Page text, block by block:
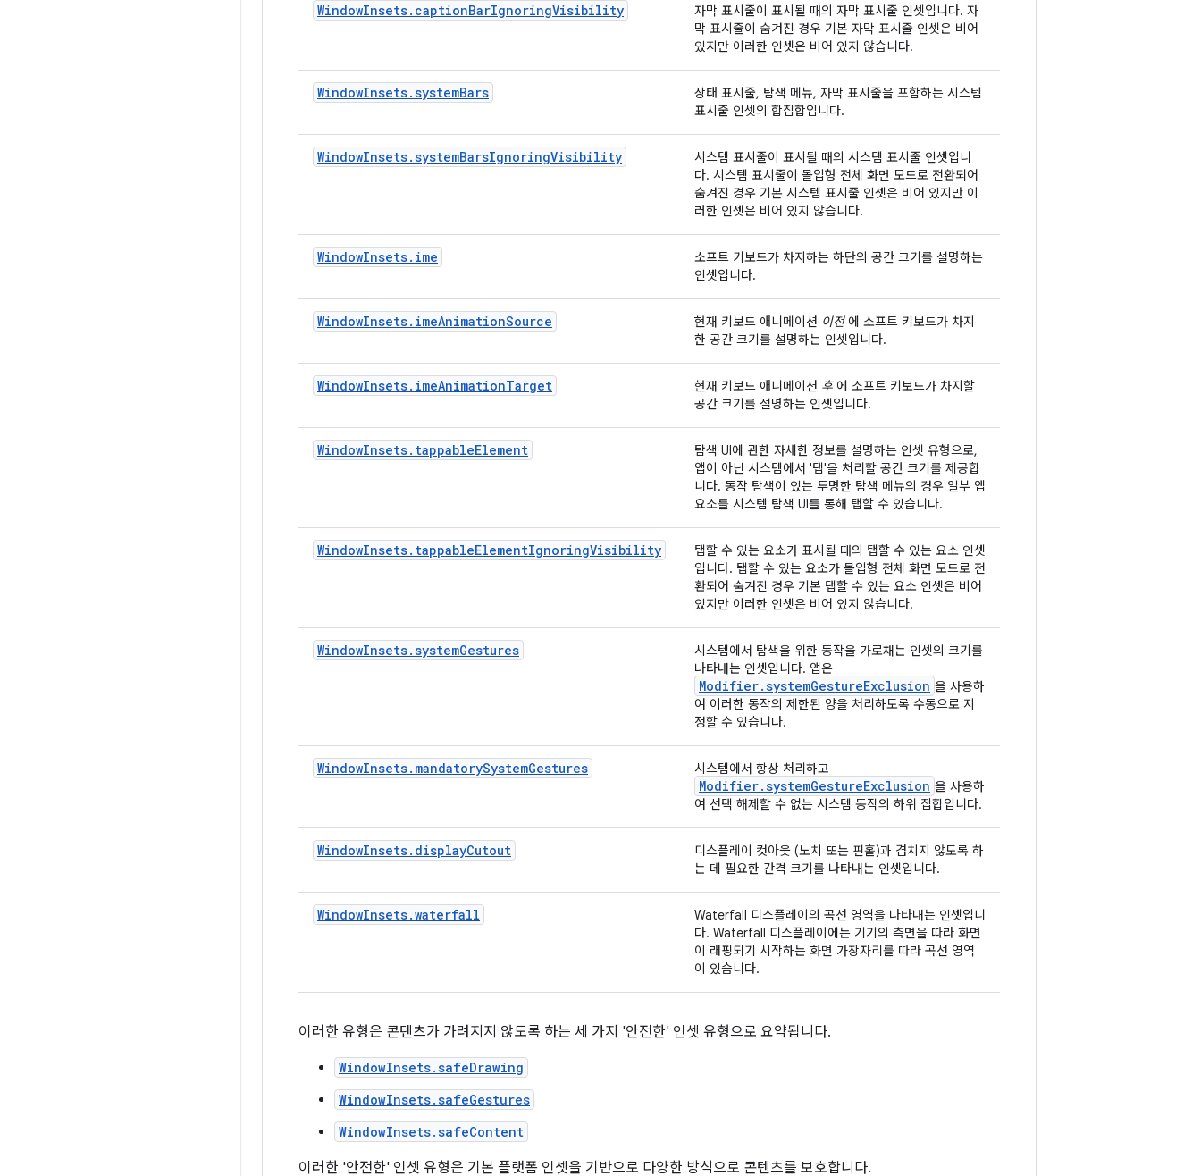
WindowInsets.captionBarIgnoringVisibility
자막 표시줄이 표시될 때의 자막 표시줄 인셋입니다. 자
막 표시줄이 숨겨진 경우 기본 자막 표시줄 인셋은 비어
있지만 이러한 인셋은 비어 있지 않습니다.
WindowInsets.systemBars
상태 표시줄, 탐색 메뉴, 자막 표시줄을 포함하는 시스템
표시줄 인셋의 합집합입니다.
WindowInsets.systemBarsIgnoringVisibility
시스템 표시줄이 표시될 때의 시스템 표시줄 인셋입니
다. 시스템 표시줄이 몰입형 전체 화면 모드로 전환되어
숨겨진 경우 기본 시스템 표시줄 인셋은 비어 있지만 이
러한 인셋은 비어 있지 않습니다.
WindowInsets.ime
소프트 키보드가 차지하는 하단의 공간 크기를 설명하는
인셋입니다.
WindowInsets.imeAnimationSource 현재 키보드 애니메이션 이전에 소프트 키보드가 차지
한 공간 크기를 설명하는 인셋입니다.
WindowInsets.imeAnimationTarget 현재 키보드 애니메이션 후에 소프트 키보드가 차지할
공간 크기를 설명하는 인셋입니다.
WindowInsets.tappableElement
탐색 UI에 관한 자세한 정보를 설명하는 인셋 유형으로,
앱이 아닌 시스템에서 '탭'을 처리할 공간 크기를 제공합
니다. 동작 탐색이 있는 투명한 탐색 메뉴의 경우 일부 앱
요소를 시스템 탐색 UI를 통해 탭할 수 있습니다.
WindowInsets.tappableElementIgnoringVisibility
탭할 수 있는 요소가 표시될 때의 탭할 수 있는 요소 인셋
입니다. 탭할 수 있는 요소가 몰입형 전체 화면 모드로 전
환되어 숨겨진 경우 기본 탭할 수 있는 요소 인셋은 비어
있지만 이러한 인셋은 비어 있지 않습니다.
WindowInsets.systemGestures
시스템에서 탐색을 위한 동작을 가로채는 인셋의 크기를
나타내는 인셋입니다. 앱은
Modifier.systemGestureExclusion 을 사용하
여 이러한 동작의 제한된 양을 처리하도록 수동으로 지
정할 수 있습니다.
WindowInsets.mandatorySystemGestures 시스템에서 항상 처리하고
Modifier.systemGestureExclusion 을 사용하
여 선택 해제할 수 없는 시스템 동작의 하위 집합입니다.
WindowInsets.displayCutout
디스플레이 컷아웃 (노치 또는 핀홀)과 겹치지 않도록 하
는 데 필요한 간격 크기를 나타내는 인셋입니다.
WindowInsets.waterfall
Waterfall 디스플레이의 곡선 영역을 나타내는 인셋입니
다. Waterfall 디스플레이에는 기기의 측면을 따라 화면
이 래핑되기 시작하는 화면 가장자리를 따라 곡선 영역
이 있습니다.
이러한 유형은 콘텐츠가 가려지지 않도록 하는 세 가지 '안전한' 인셋 유형으로 요약됩니다.
WindowInsets.safeDrawing
WindowInsets.safeGestures
WindowInsets.safeContent
이러한 '안전한' 인셋 유형은 기본 플랫폼 인셋을 기반으로 다양한 방식으로 콘텐츠를 보호합니다.